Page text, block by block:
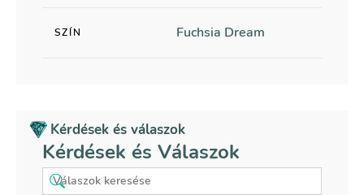
SZÍN Fuchsia Dream
Kérdések és válaszok
Kérdések és Válaszok